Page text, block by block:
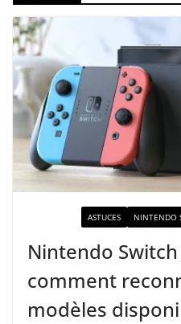
ASTUCES NINTENDO
Nintendo Switch
comment
modèles